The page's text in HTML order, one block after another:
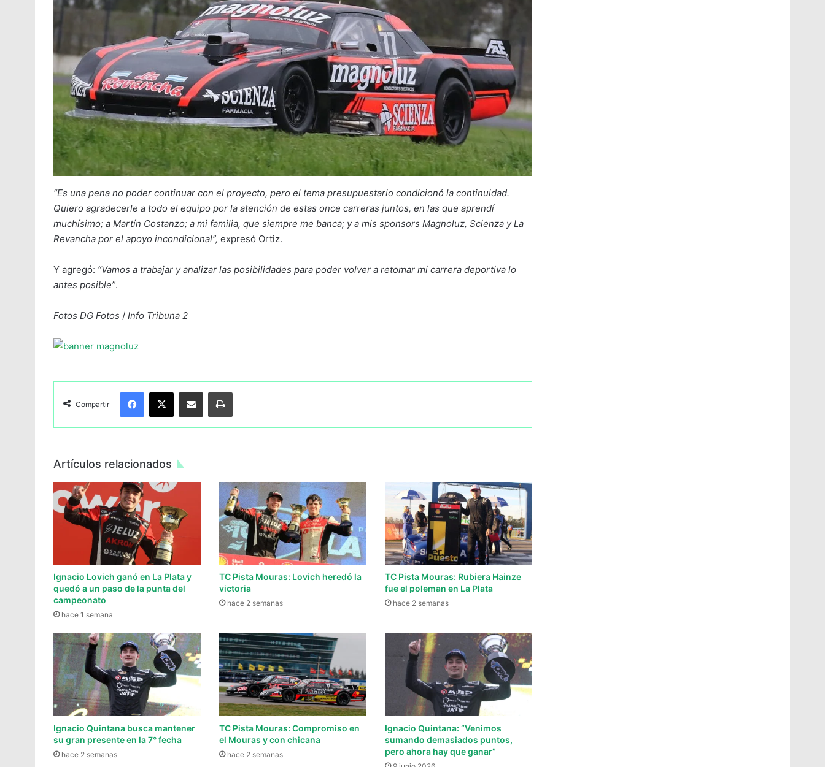
“Es una pena no poder continuar con el proyecto, pero el tema presupuestario condicionó la continuidad.
Quiero agradecerle a todo el equipo por la atención de estas once carreras juntos, en las que aprendí
muchísimo; a Martín Costanzo; a mi familia, que siempre me banca; y a mis sponsors Magnoluz, Scienza y La
Revancha por el apoyo incondicional”, expresó Ortiz.
Y agregó: “Vamos a trabajar y analizar las posibilidades para poder volver a retomar mi carrera deportiva lo
antes posible”.
Fotos DG Fotos / Info Tribuna 2
Compartir
Facebook
X Compartir por Email Imprimir
Artículos relacionados
Ignacio Lovich ganó en La Plata y
quedó a un paso de la punta del
campeonato
hace 1 semana
TC Pista Mouras: Lovich heredó la
victoria
hace 2 semanas
TC Pista Mouras: Rubiera Hainze
fue el poleman en La Plata
hace 2 semanas
Ignacio Quintana busca mantener
su gran presente en la 7° fecha
hace 2 semanas
TC Pista Mouras: Compromiso en
el Mouras y con chicana
hace 2 semanas
Ignacio Quintana: “Venimos
sumando demasiados puntos,
pero ahora hay que ganar”